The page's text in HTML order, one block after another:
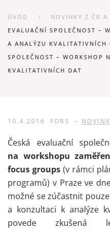
ÚVOD NOVINKY Z ČR A
EVALUAČNÍ SPOLEČNOST –
A ANALÝZU KVALITATIVNÍCH
SPOLEČNOST – WORKSHOP
KVALITATIVNÍCH DAT
10.4.2016 FORS –
Česká evaluační
na workshopu
focus groups(v rámci
programů) v Praze ve
možné se zúčastnit pouze
a konzultaci k analýze
povede zkušená